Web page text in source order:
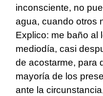
inconsciente, no
agua, cuando otros
Explico: me baño al
mediodía, casi
de acostarme, para
mayoría de los
ante la